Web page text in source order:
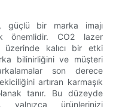
güçlü bir marka imajı
önemlidir. CO2 lazer
üzerinde kalıcı bir etki
bilinirliğini ve müşteri
son derece
artıran karmaşık
tanır. Bu düzeyde
yalnızca ürünlerinizi